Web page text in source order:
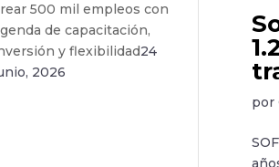
por
500 mil empleos con
de capacitación,
y flexibilidad24
2026